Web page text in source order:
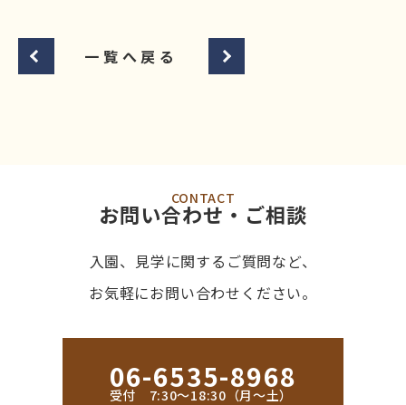
一覧へ戻る
CONTACT
お問い合わせ・ご相談
入園、見学に関するご質問など、
お気軽にお問い合わせください。
06-6535-8968
受付 7:30〜18:30（月〜土）